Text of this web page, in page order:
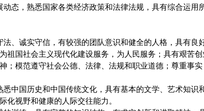
态，熟悉国家各类经济政策和法律法规，具有综合运用
、诚实守信，有较强的团队意识和健全的人格，具有良
祖国社会主义现代化建设服务，为人民服务；具有艰苦
；模范遵守社会公德、法律、法规和职业道德；尊重事
中国历史和中国传统文化，具有基本的文学、艺术知识
化视野和健康的人际交往能力。